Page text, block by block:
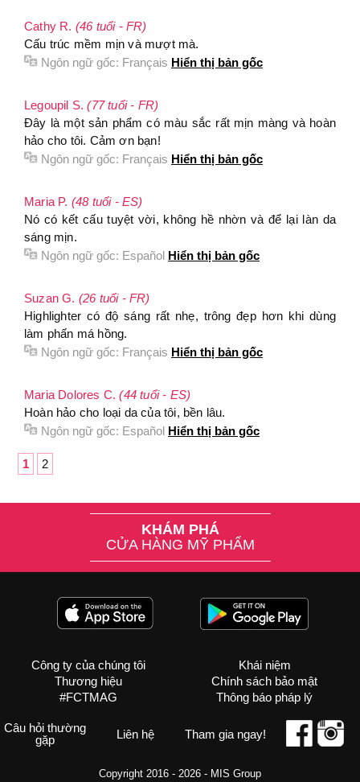
Cathy R. (46 tuổi - FR)
Cấu trúc mềm mịn và mượt mà.
Ngôn ngữ gốc: Français Hiển thị bản gốc
Legoupil S.(77 tuổi - FR)
Đây là một sản phẩm có màu sắc rất mịn màng và hoàn
hảo cho tôi. Cảm ơn bạn!
Ngôn ngữ gốc: Français Hiển thị bản gốc
Maria P. (48 tuổi - ES)
Nó có kết cấu tuyệt vời, không hề nhờn và để lại làn da
sáng mịn.
Ngôn ngữ gốc: Español Hiển thị bản gốc
Suzan G. (26 tuổi - FR)
Highlighter có độ sáng rất nhẹ, trông đẹp hơn khi dùng
làm phấn má hồng.
Ngôn ngữ gốc: Français Hiển thị bản gốc
Maria Dolores C.(44 tuổi - ES)
Hoàn hảo cho loại da của tôi, bền lâu.
Ngôn ngữ gốc: Español Hiển thị bản gốc
1 2
KHÁM PHÁ
CỬA HÀNG MỸ PHẨM
Công ty của chúng tôi
Thương hiệu
#FCTMAG
Khái niệm
Chính sách bảo mật
Thông báo pháp lý
Câu hỏi thường
gặp
Liên hệ Tham gia ngay!
Copyright 2016 - 2026 - MIS Group